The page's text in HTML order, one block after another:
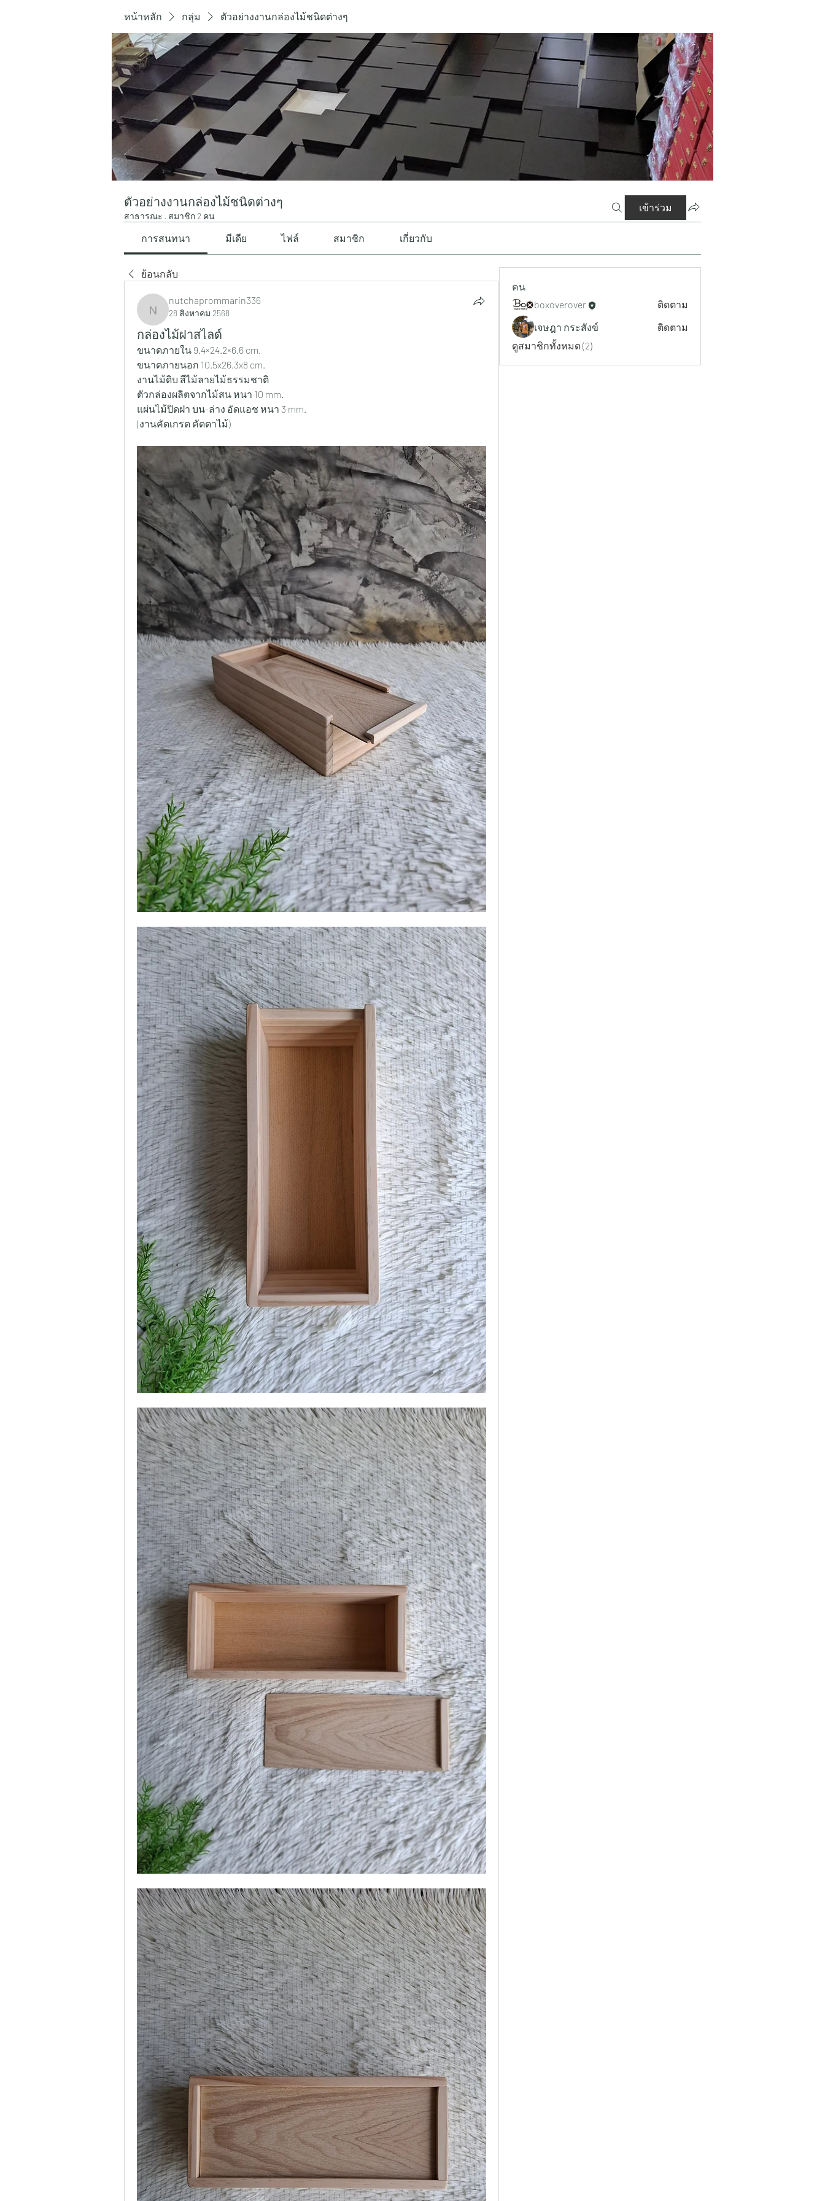
หน้าหลัก กลุ่ม ตัวอย่างงานกล่องไม้ชนิดต่างๆ
ตัวอย่างงานกล่องไม้ชนิดต่างๆ
สาธารณะ · สมาชิก 2 คน
เข้าร่วม
การสนทนา มีเดีย ไฟล์ สมาชิก เกี่ยวกับ
ย้อนกลับ
nutchaprommarin336
nutchaprommarin336
28 สิงหาคม 2568
กล่องไม้ฝาสไลด์
ขนาดภายใน 9.4×24.2×6.6 cm.
ขนาดภายนอก 10.5x26.3x8 cm.
งานไม้ดิบ สีไม้ลายไม้ธรรมชาติ
ตัวกล่องผลิตจากไม้สน หนา 10 mm.
แผ่นไม้ปิดฝา บน-ล่าง อัดแอช หนา 3 mm.
(งานคัดเกรด คัดตาไม้)
คน
boxoverover
ติดตาม
เจษฎา กระสังข์
ติดตาม
ดูสมาชิกทั้งหมด (2)